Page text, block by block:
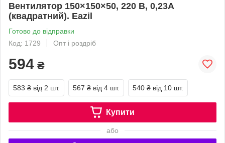
Вентилятор 150×150×50, 220 В, 0,23А
(квадратний). Eazil
Готово до відправки
Код: 1729
Опт і роздріб
594 ₴
583 ₴ від 2 шт. 567 ₴ від 4 шт. 540 ₴ від 10 шт.
Купити
або